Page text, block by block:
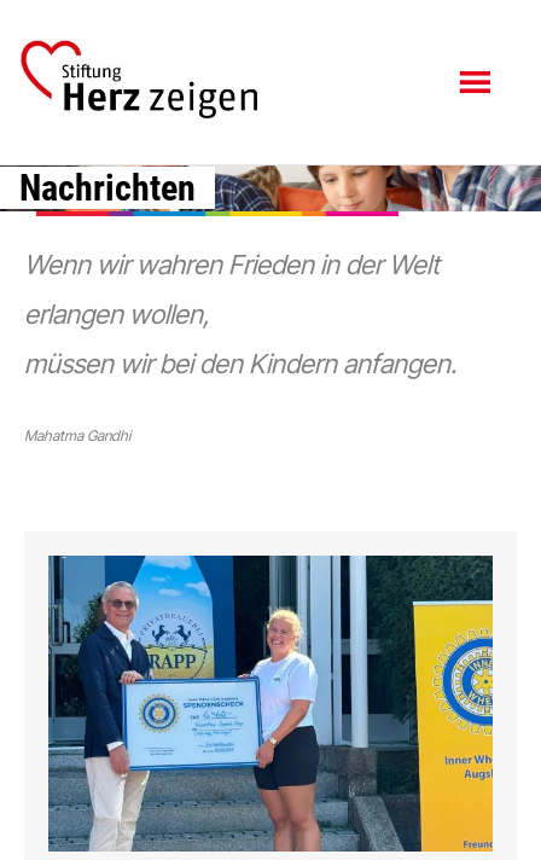
Inhalt
springen
Fußzeile
springen
Nachrichten
Wenn wir wahren Frieden in der Welt
erlangen wollen,
müssen wir bei den Kindern anfangen.
Mahatma Gandhi